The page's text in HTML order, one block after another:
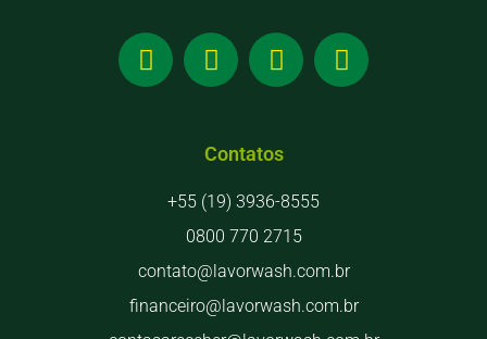
Contatos
+55 (19) 3936-8555
0800 770 2715
contato@lavorwash.com.br
financeiro@lavorwash.com.br